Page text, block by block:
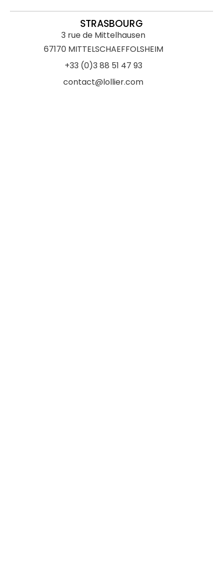
STRASBOURG
3 rue de Mittelhausen
67170 MITTELSCHAEFFOLSHEIM
+33 (0)3 88 51 47 93
contact@lollier.com